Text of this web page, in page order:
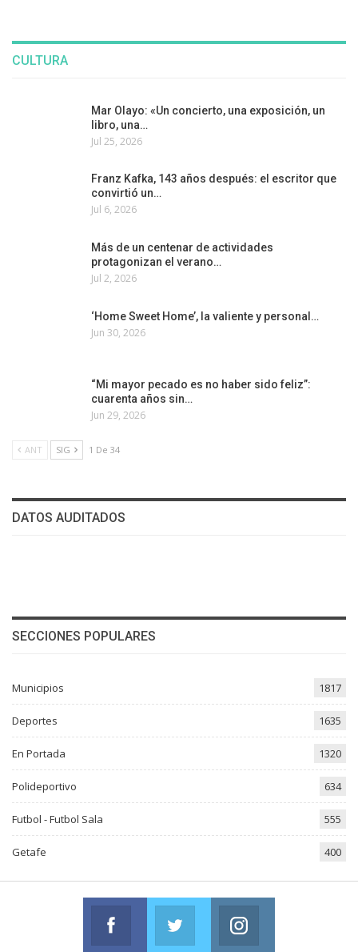
CULTURA
Mar Olayo: «Un concierto, una exposición, un
libro, una…
Jul 25, 2026
Franz Kafka, 143 años después: el escritor que
convirtió un…
Jul 6, 2026
Más de un centenar de actividades
protagonizan el verano…
Jul 2, 2026
‘Home Sweet Home’, la valiente y personal…
Jun 30, 2026
“Mi mayor pecado es no haber sido feliz”:
cuarenta años sin…
Jun 29, 2026
ANT SIG 1 De 34
DATOS AUDITADOS
SECCIONES POPULARES
Municipios 1817
Deportes 1635
En Portada 1320
Polideportivo 634
Futbol - Futbol Sala 555
Getafe 400
Facebook
Join us on Facebook
Twitter
Join us on Twitter